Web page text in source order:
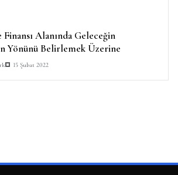
Finansı Alanında Geleceğin
Yönünü Belirlemek Üzerine
15 Şubat 2022